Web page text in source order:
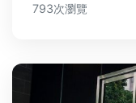
關鍵知識。
793次瀏覽